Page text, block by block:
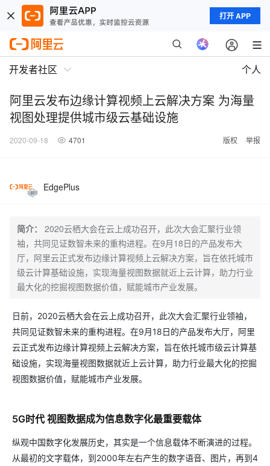
打开 APP
开发者社区 个人
阿里云发布边缘计算视频上云解决方案 为海量
视图处理提供城市级云基础设施
2020-09-18 4701 版权 举报
EdgePlus
简介：
2020云栖大会在云上成功召开，此次大会汇聚行业领
袖，共同见证数智未来的重构进程。在9月18日的产品发布大
厅，阿里云正式发布边缘计算视频上云解决方案，旨在依托城市
级云计算基础设施，实现海量视图数据就近上云计算，助力行业
最大化的挖掘视图数据价值，赋能城市产业发展。
日前，2020云栖大会在云上成功召开，此次大会汇聚行业领袖，
共同见证数智未来的重构进程。在9月18日的产品发布大厅，阿里
云正式发布边缘计算视频上云解决方案，旨在依托城市级云计算基
础设施，实现海量视图数据就近上云计算，助力行业最大化的挖掘
视图数据价值，赋能城市产业发展。
5G时代 视图数据成为信息数字化最重要载体
纵观中国数字化发展历史，其实是一个信息载体不断演进的过程。
从最初的文字载体，到2000年左右产生的数字语音、图片，再到4